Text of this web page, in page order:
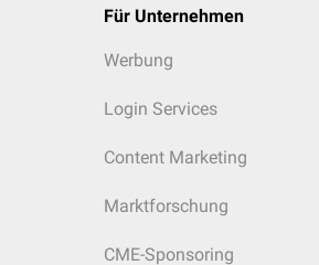
Für Unternehmen
Werbung
Login Services
Content Marketing
Marktforschung
CME-Sponsoring